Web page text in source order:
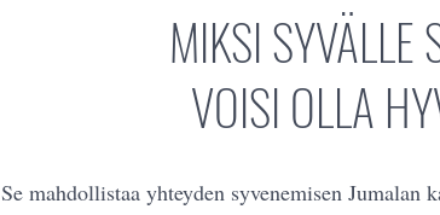
MIKSI SYVÄLLE
VOISI OLLA
Se mahdollistaa yhteyden syvenemisen Jumalan